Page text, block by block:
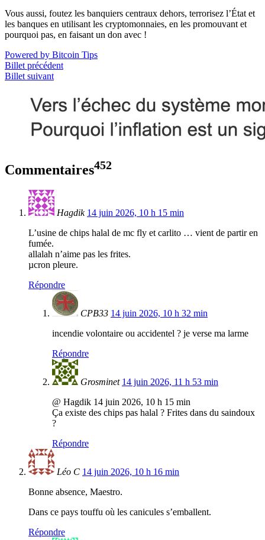
Vous aussi, foutez les banquiers centraux dehors, terrorisez l’État et
les banques en utilisant les cryptomonnaies, en les promouvant et
pourquoi pas, en faisant un don avec !
Powered by Bitcoin Tips
Billet précédent
Billet suivant
Commentaires452
Hagdik 14 juin 2026, 10 h 15 min
L’usine de chips halal de mc fly et carlito … vient de partir en
fumée.
allalah n’aime pas les frites.
µcron pleure.
Répondre
CPB33 14 juin 2026, 10 h 32 min
incendie volontaire ou accidentel ? je verse ma larme
Répondre
Grosminet 14 juin 2026, 11 h 53 min
@ Hagdik 14 juin 2026, 10 h 15 min
Ça existe des chips pas halal ? Frites dans du saindoux
?
Répondre
Léo C 14 juin 2026, 10 h 16 min
Bonne absence, Maestro.
Dans ce pays touffu où les canicules s’emballent.
Répondre